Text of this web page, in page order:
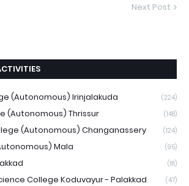
Next Post
(Autonomous) Irinjalakuda (224)
(Autonomous) Thrissur (148)
(Autonomous) Changanassery (124)
Mala (95)
(81)
College Koduvayur - Palakkad (47)